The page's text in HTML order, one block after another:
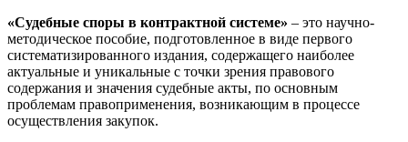
«Судебные споры в контрактной системе» – это научно-
методическое пособие, подготовленное в виде первого
систематизированного издания, содержащего наиболее
актуальные и уникальные с точки зрения правового
содержания и значения судебные акты, по основным
проблемам правоприменения, возникающим в процессе
осуществления закупок.